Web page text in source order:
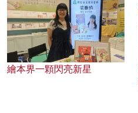
繪本界一顆閃亮新星